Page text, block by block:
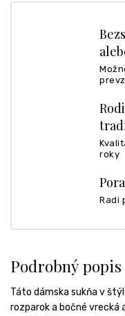
roky
Radi
Podrobný popis
Táto dámska sukňa v
rozparok a bočné vrecká